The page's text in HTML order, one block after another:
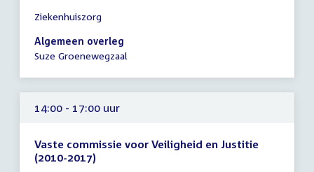
vergadering
13:30
-
uur
Ziekenhuiszorg
Algemeen overleg
Suze Groenewegzaal
14:00 - 17:00 uur
Vaste commissie voor Veiligheid en Justitie
(2010-2017)